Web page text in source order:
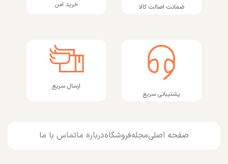
ضمانت اصالت کالا خرید امن
پشتیبانی سریع
ارسال سریع
صفحه اصلیمجلهفروشگاهدرباره ماتماس با ما